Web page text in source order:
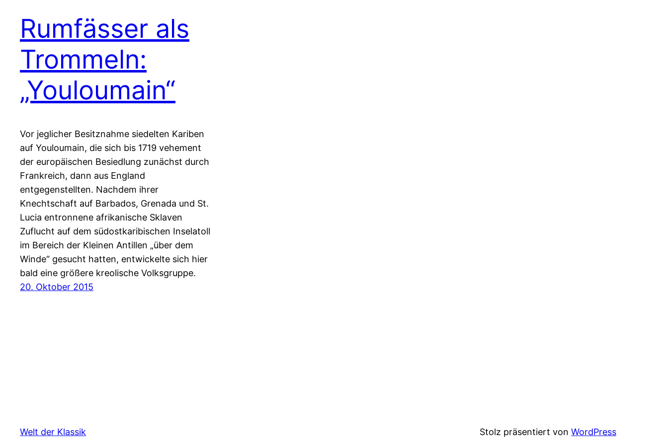
Rumfässer als
Trommeln:
„Youloumain“
Vor jeglicher Besitznahme siedelten Kariben
auf Youloumain, die sich bis 1719 vehement
der europäischen Besiedlung zunächst durch
Frankreich, dann aus England
entgegenstellten. Nachdem ihrer
Knechtschaft auf Barbados, Grenada und St.
Lucia entronnene afrikanische Sklaven
Zuflucht auf dem südostkaribischen Inselatoll
im Bereich der Kleinen Antillen „über dem
Winde“ gesucht hatten, entwickelte sich hier
bald eine größere kreolische Volksgruppe.
20. Oktober 2015
Welt der Klassik Stolz präsentiert von WordPress